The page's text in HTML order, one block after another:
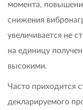
момента,
снижения
увеличивается не
на единицу
высокими.
Часто приходится
декларируемого